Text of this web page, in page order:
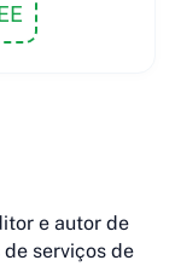
e autor de
serviços de